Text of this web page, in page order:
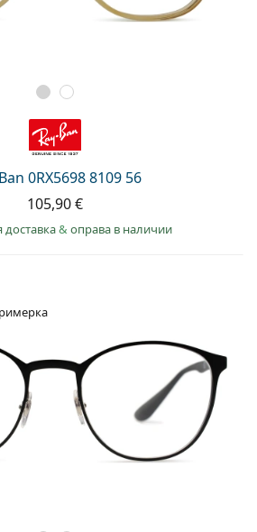
0RX5698 8109 56
105,90 €
доставка& оправа в наличии